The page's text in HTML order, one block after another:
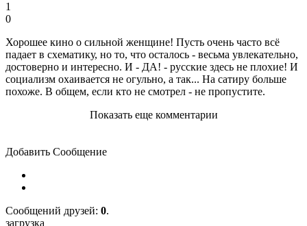
1
0
Хорошее кино о сильной женщине! Пусть очень часто всё
падает в схематику, но то, что осталось - весьма увлекательно,
достоверно и интересно. И - ДА! - русские здесь не плохие! И
социализм охаивается не огульно, а так... На сатиру больше
похоже. В общем, если кто не смотрел - не пропустите.
Показать еще комментарии
Добавить Сообщение
Cообщений друзей: 0.
загрузка